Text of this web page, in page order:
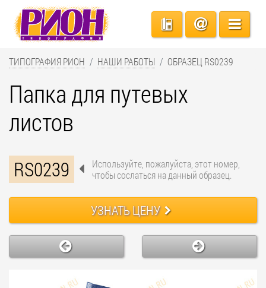
ТИПОГРАФИЯ РИОН НАШИ РАБОТЫ ОБРАЗЕЦ RS0239
Папка для путевых
листов
RS0239
Используйте, пожалуйста, этот номер,
чтобы сослаться на данный образец.
УЗНАТЬ ЦЕНУ